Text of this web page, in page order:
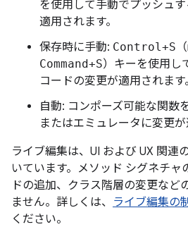
を使用して手動でプッシュ
適用されます。
保存時に手動: Control+S
Command+S）キーを使用し
コードの変更が適用されます。
自動: コンポーズ可能な関数
またはエミュレータに変更が
ライブ編集は、UI および UX 関連
いています。メソッド シグネチャ
ドの追加、クラス階層の変更など
ません。詳しくは、 ライブ編集の
ください。